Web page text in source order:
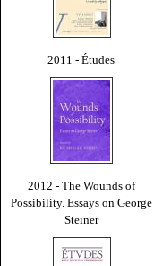
2011 - Études
2012 - The Wounds of
Possibility. Essays on George
Steiner